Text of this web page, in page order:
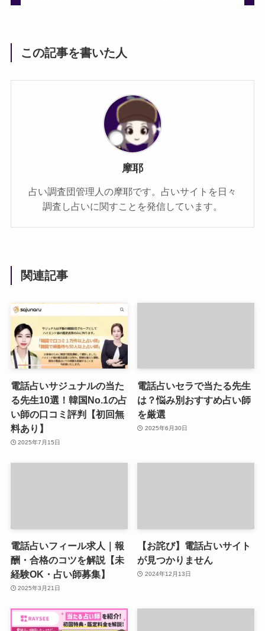
この記事を書いた人
摩耶
占い調査団管理人の摩耶です。占いサイトを日々
調査し占いに関すことを発信しています。
関連記事
電話占いサジュナルの当た
る先生10選！韓国No.1の占
い師の口コミ評判【初回無
料あり】
2025年7月15日
電話占いセラで当たる先生
は？悩み別おすすめ占い師
を厳選
2025年6月30日
電話占いフィール求人｜報
酬・合格のコツを解説【未
経験OK・占い師募集】
2025年3月21日
【お詫び】電話占いサイト
が見つかりません
2024年12月13日